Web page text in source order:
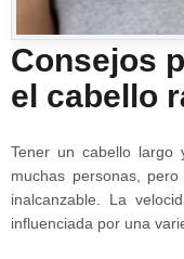
Consejos
el cabello
Tener un cabello largo
muchas personas,
inalcanzable. La
influenciada por una